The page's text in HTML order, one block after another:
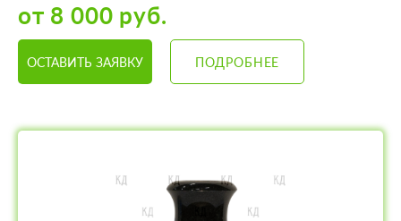
от 8 000 руб.
ОСТАВИТЬ ЗАЯВКУ ПОДРОБНЕЕ